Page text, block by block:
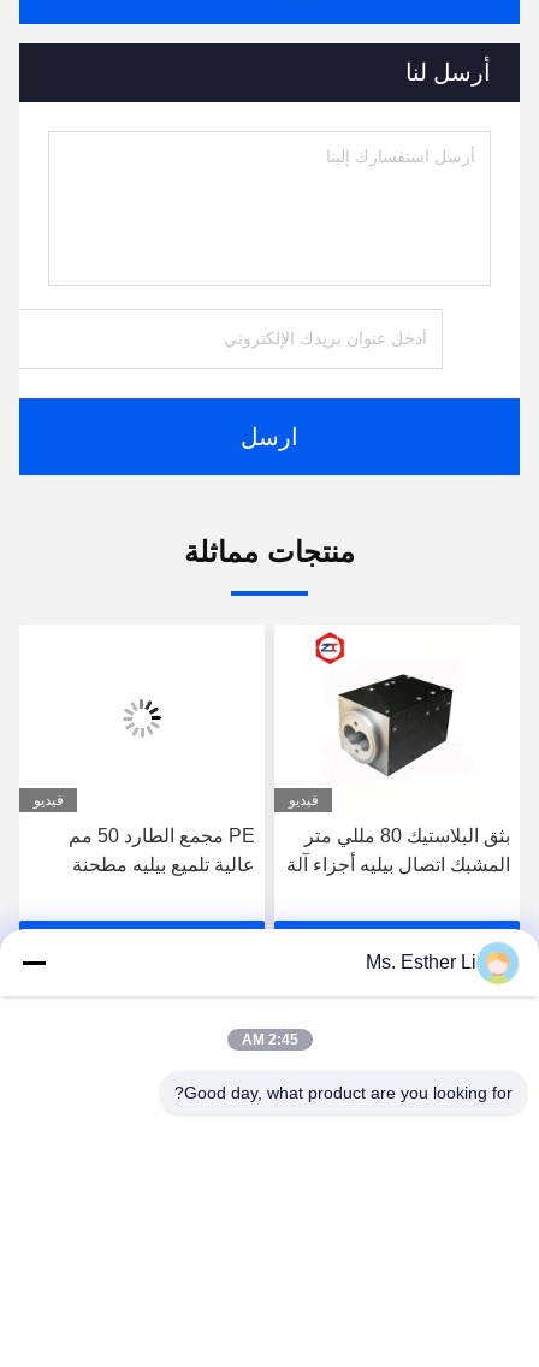
أرسل لنا
ارسل
منتجات مماثلة
فيديو
بثق البلاستيك 80 مللي متر
المشبك اتصال بيليه أجزاء آلة
آلة المواد 38CrMoAla
احصل على افضل سعر
فيديو
PE مجمع الطارد 50 مم
عالية تلميع بيليه مطحنة
برميل 38CrMoAl صلابة
Ms. Esther Li
2:45 AM
Good day, what product are you looking for?